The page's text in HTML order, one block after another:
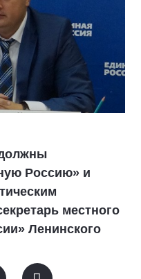
Россию» и
местного
Ленинского